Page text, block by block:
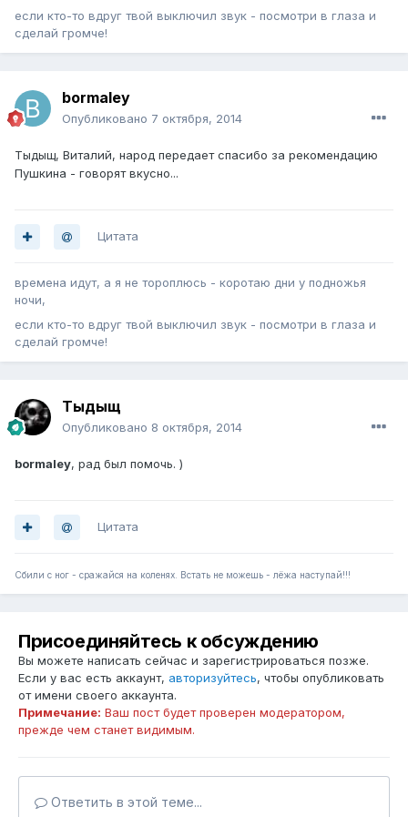
если кто-то вдруг твой выключил звук - посмотри в глаза и
сделай громче!
bormaley
Опубликовано 7 октября, 2014
Тыдыщ, Виталий, народ передает спасибо за рекомендацию
Пушкина - говорят вкусно...
Цитата
времена идут, а я не тороплюсь - коротаю дни у подножья
ночи,
если кто-то вдруг твой выключил звук - посмотри в глаза и
сделай громче!
Тыдыщ
Опубликовано 8 октября, 2014
bormaley, рад был помочь. )
Цитата
Сбили с ног - сражайся на коленях. Встать не можешь - лёжа наступай!!!
Присоединяйтесь к обсуждению
Вы можете написать сейчас и зарегистрироваться позже.
Если у вас есть аккаунт, авторизуйтесь, чтобы опубликовать
от имени своего аккаунта.
Примечание: Ваш пост будет проверен модератором,
прежде чем станет видимым.
Ответить в этой теме...